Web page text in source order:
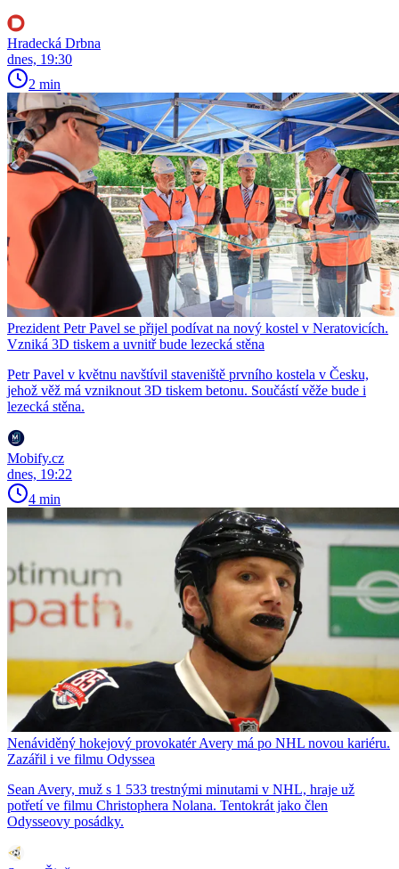
Hradecká Drbna
dnes, 19:30
2 min
Prezident Petr Pavel se přijel podívat na nový kostel v Neratovicích.
Vzniká 3D tiskem a uvnitř bude lezecká stěna
Petr Pavel v květnu navštívil staveniště prvního kostela v Česku,
jehož věž má vzniknout 3D tiskem betonu. Součástí věže bude i
lezecká stěna.
Mobify.cz
dnes, 19:22
4 min
Nenáviděný hokejový provokatér Avery má po NHL novou kariéru.
Zazářil i ve filmu Odyssea
Sean Avery, muž s 1 533 trestnými minutami v NHL, hraje už
potřetí ve filmu Christophera Nolana. Tentokrát jako člen
Odysseovy posádky.